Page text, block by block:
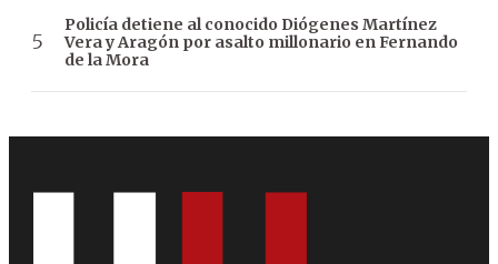
Policía detiene al conocido Diógenes Martínez
Vera y Aragón por asalto millonario en Fernando
de la Mora